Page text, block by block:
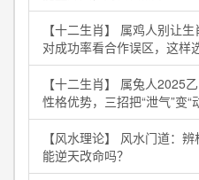
【十二生肖】 属鸡人别让
对成功率看合作误区，这样
【十二生肖】 属兔人2025
性格优势，三招把“泄气”变“
【风水理论】 风水门道：
能逆天改命吗？